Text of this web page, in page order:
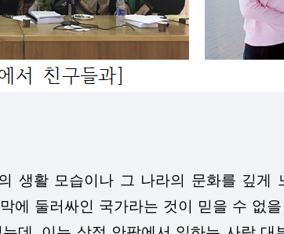
생활 모습이나 그 나라의 문화를 깊
에 둘러싸인 국가라는 것이 믿을 수 없